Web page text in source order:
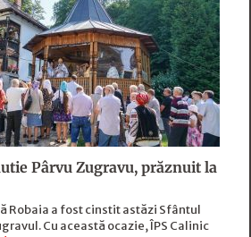
Pârvu Zugravu, prăznuit la
Robaia a fost cinstit astăzi Sfântul
Cu această ocazie, ÎPS Calinic